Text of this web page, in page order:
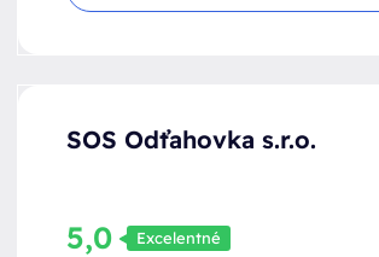
SOS Odťahovka s.r.o.
5,0 Excelentné